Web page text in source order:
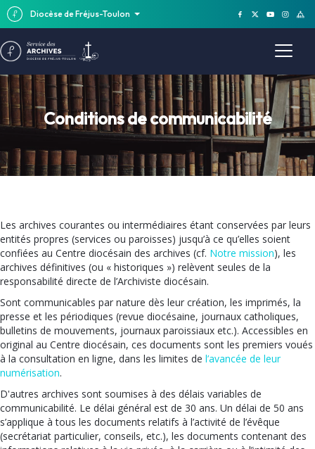
Diocèse de Fréjus-Toulon
Conditions de communicabilité
Les archives courantes ou intermédiaires étant conservées par leurs
entités propres (services ou paroisses) jusqu’à ce qu’elles soient
confiées au Centre diocésain des archives (cf. Notre mission), les
archives définitives (ou « historiques ») relèvent seules de la
responsabilité directe de l’Archiviste diocésain.
Sont communicables par nature dès leur création, les imprimés, la
presse et les périodiques (revue diocésaine, journaux catholiques,
bulletins de mouvements, journaux paroissiaux etc.). Accessibles en
original au Centre diocésain, ces documents sont les premiers voués
à la consultation en ligne, dans les limites de l’avancée de leur
numérisation.
D'autres archives sont soumises à des délais variables de
communicabilité. Le délai général est de 30 ans. Un délai de 50 ans
s’applique à tous les documents relatifs à l’activité de l’évêque
(secrétariat particulier, conseils, etc.), les documents contenant des